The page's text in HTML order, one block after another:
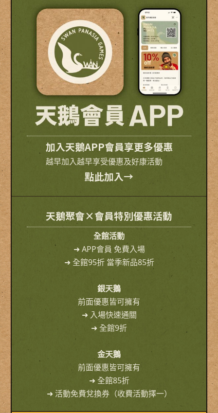
加入天鵝APP會員享更多優惠
越早加入越早享受優惠及好康活動
點此加入→
天鵝聚會×會員特別優惠活動
全館活動
➜ APP會員 免費入場
➜ 全館95折 當季新品85折
銀天鵝
前面優惠皆可擁有
➜ 入場快速通關
➜ 全館9折
金天鵝
前面優惠皆可擁有
➜ 全館85折
➜ 活動免費兌換券（收費活動擇一）